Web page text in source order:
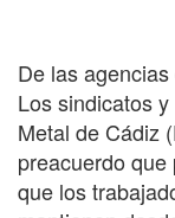
De las
Los sindicatos
Metal de Cádiz
preacuerdo
que los